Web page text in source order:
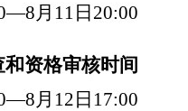
8 月 11 日 20:00
和资格审核时间
8 月 12 日 17:00